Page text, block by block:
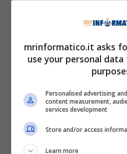
145 PADRE PIO TV
146 Rai Scuola
149 PRIMASET
150 Italia 150
152 Tesory Channel
153 TV 153
mrinformatico.it asks
use your personal
Personalised advertising
content measurement,
services development
Store and/or access
Learn more